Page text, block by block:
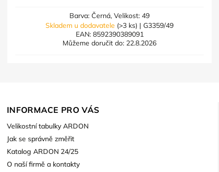
Barva: Černá, Velikost: 49
Skladem u dodavatele (>3 ks) | G3359/49
EAN: 8592390389091
Můžeme doručit do: 22.8.2026
INFORMACE PRO VÁS
Velikostní tabulky ARDON
Jak se správně změřit
Katalog ARDON 24/25
O naší firmě a kontakty